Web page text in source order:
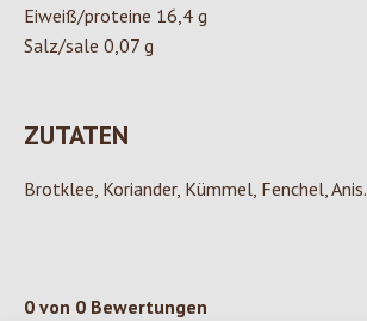
Eiweiß/proteine 16,4 g
Salz/sale 0,07 g
ZUTATEN
Brotklee, Koriander, Kümmel, Fenchel, Anis.
0 von 0 Bewertungen